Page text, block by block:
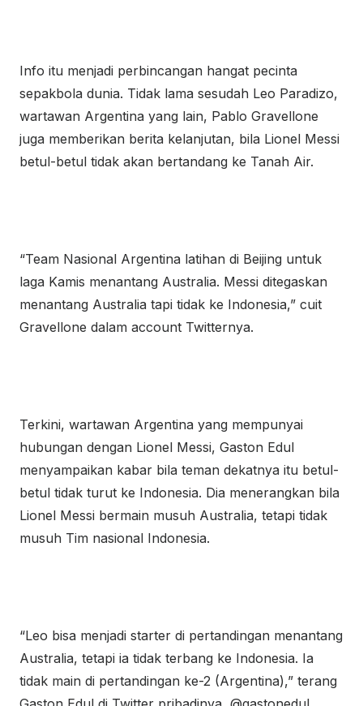
Info itu menjadi perbincangan hangat pecinta
sepakbola dunia. Tidak lama sesudah Leo Paradizo,
wartawan Argentina yang lain, Pablo Gravellone
juga memberikan berita kelanjutan, bila Lionel Messi
betul-betul tidak akan bertandang ke Tanah Air.
“Team Nasional Argentina latihan di Beijing untuk
laga Kamis menantang Australia. Messi ditegaskan
menantang Australia tapi tidak ke Indonesia,” cuit
Gravellone dalam account Twitternya.
Terkini, wartawan Argentina yang mempunyai
hubungan dengan Lionel Messi, Gaston Edul
menyampaikan kabar bila teman dekatnya itu betul-
betul tidak turut ke Indonesia. Dia menerangkan bila
Lionel Messi bermain musuh Australia, tetapi tidak
musuh Tim nasional Indonesia.
“Leo bisa menjadi starter di pertandingan menantang
Australia, tetapi ia tidak terbang ke Indonesia. Ia
tidak main di pertandingan ke-2 (Argentina),” terang